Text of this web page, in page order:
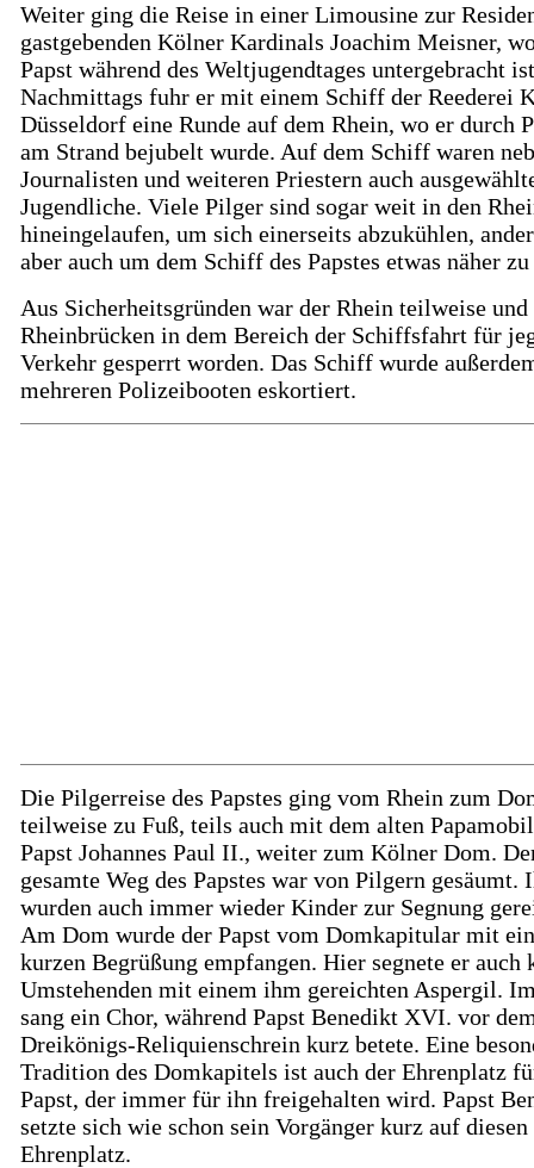
Weiter ging die Reise in einer Limousine zur
gastgebenden Kölner Kardinals Joachim Meisner,
Papst während des Weltjugendtages untergebracht
Nachmittags fuhr er mit einem Schiff der Reederei
Düsseldorf eine Runde auf dem Rhein, wo er durch
am Strand bejubelt wurde. Auf dem Schiff waren
Journalisten und weiteren Priestern auch
Jugendliche. Viele Pilger sind sogar weit in den
hineingelaufen, um sich einerseits abzukühlen,
aber auch um dem Schiff des Papstes etwas näher
Aus Sicherheitsgründen war der Rhein teilweise
Rheinbrücken in dem Bereich der Schiffsfahrt für
Verkehr gesperrt worden. Das Schiff wurde
mehreren Polizeibooten eskortiert.
Die Pilgerreise des Papstes ging vom Rhein zum
teilweise zu Fuß, teils auch mit dem alten
Papst Johannes Paul II., weiter zum Kölner Dom.
gesamte Weg des Papstes war von Pilgern gesäumt.
wurden auch immer wieder Kinder zur Segnung
Am Dom wurde der Papst vom Domkapitular mit
kurzen Begrüßung empfangen. Hier segnete er auch
Umstehenden mit einem ihm gereichten Aspergil.
sang ein Chor, während Papst Benedikt XVI. vor
Dreikönigs-Reliquienschrein kurz betete. Eine
Tradition des Domkapitels ist auch der Ehrenplatz
Papst, der immer für ihn freigehalten wird. Papst
setzte sich wie schon sein Vorgänger kurz auf diesen
Ehrenplatz.